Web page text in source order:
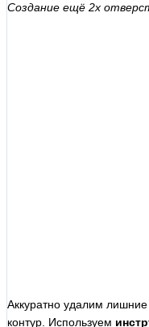
Создание ещё 2х
Аккуратно удалим
контур. Используем